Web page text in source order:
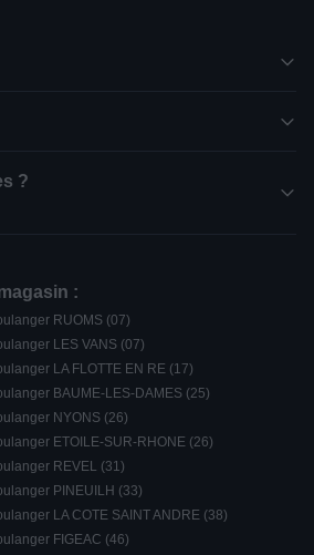
?
:
RUOMS (07)
LES VANS (07)
LA FLOTTE EN RE (17)
BAUME-LES-DAMES (25)
NYONS (26)
ETOILE-SUR-RHONE (26)
REVEL (31)
PINEUILH (33)
LA COTE SAINT ANDRE (38)
FIGEAC (46)